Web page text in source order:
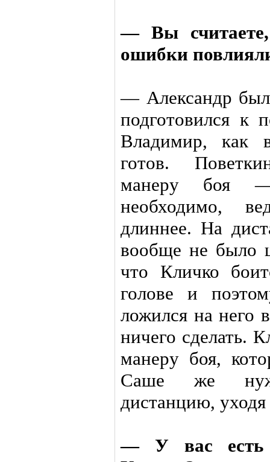
— Вы считаете,
ошибки
— Александр
подготовился к
Владимир, как
готов.
манеру боя
необходимо,
длиннее. На
вообще не было
что Кличко
голове и
ложился на него
ничего сделать.
манеру боя,
Саше же
дистанцию, уходя
— У вас есть